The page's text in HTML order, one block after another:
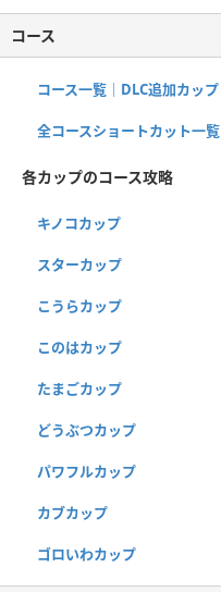
コース
コース一覧｜DLC追加カップ
全コースショートカット一覧
各カップのコース攻略
キノコカップ
スターカップ
こうらカップ
このはカップ
たまごカップ
どうぶつカップ
パワフルカップ
カブカップ
ゴロいわカップ